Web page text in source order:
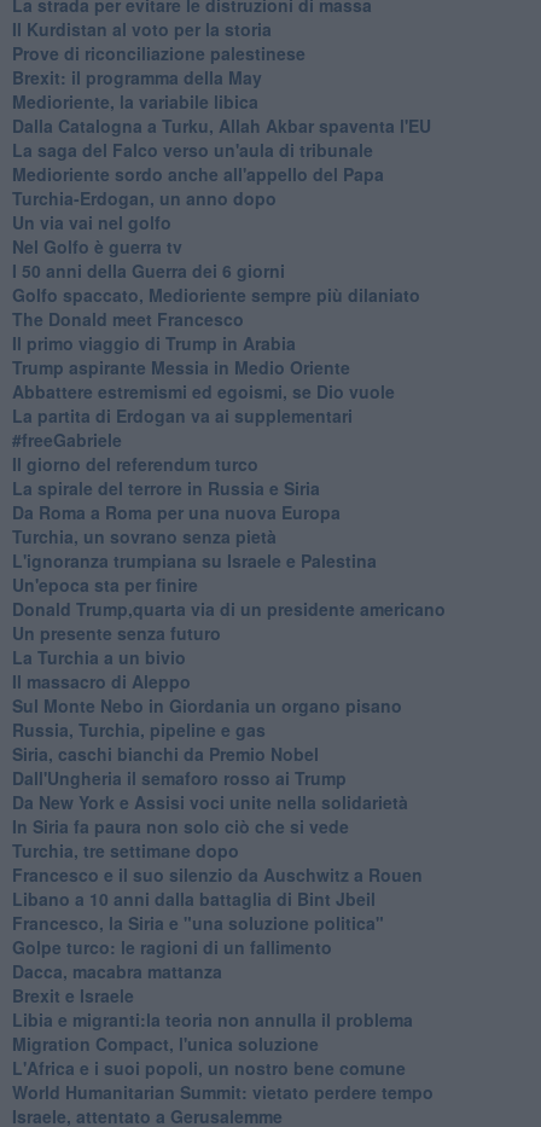
Il Kurdistan al voto per la storia
Prove di riconciliazione palestinese
Brexit: il programma della May
Medioriente, la variabile libica
Dalla Catalogna a Turku, Allah Akbar spaventa l'EU
La saga del Falco verso un'aula di tribunale
Medioriente sordo anche all'appello del Papa
Turchia-Erdogan, un anno dopo
Un via vai nel golfo
Nel Golfo è guerra tv
I 50 anni della Guerra dei 6 giorni
Golfo spaccato, Medioriente sempre più dilaniato
The Donald meet Francesco
Il primo viaggio di Trump in Arabia
Trump aspirante Messia in Medio Oriente
Abbattere estremismi ed egoismi, se Dio vuole
La partita di Erdogan va ai supplementari
#freeGabriele
Il giorno del referendum turco
La spirale del terrore in Russia e Siria
Da Roma a Roma per una nuova Europa
Turchia, un sovrano senza pietà
L'ignoranza trumpiana su Israele e Palestina
Un'epoca sta per finire
Donald Trump,quarta via di un presidente americano
Un presente senza futuro
La Turchia a un bivio
Il massacro di Aleppo
Sul Monte Nebo in Giordania un organo pisano
Russia, Turchia, pipeline e gas
Siria, caschi bianchi da Premio Nobel
Dall'Ungheria il semaforo rosso ai Trump
Da New York e Assisi voci unite nella solidarietà
In Siria fa paura non solo ciò che si vede
Turchia, tre settimane dopo
Francesco e il suo silenzio da Auschwitz a Rouen
Libano a 10 anni dalla battaglia di Bint Jbeil
Francesco, la Siria e "una soluzione politica"
Golpe turco: le ragioni di un fallimento
Dacca, macabra mattanza
Brexit e Israele
Libia e migranti:la teoria non annulla il problema
Migration Compact, l'unica soluzione
L'Africa e i suoi popoli, un nostro bene comune
World Humanitarian Summit: vietato perdere tempo
Israele, attentato a Gerusalemme